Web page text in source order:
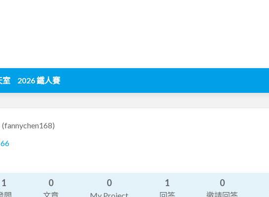
室 2026 鐵人賽
(fannychen168)
1
問
0
文章
0
My Project
1
回答
0
邀請回答